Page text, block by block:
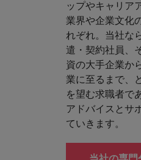
ップやキャリア
業界や企業文化
れぞれ。当社な
遣・契約社員、
資の大手企業か
業に至るまで、
を望む求職者で
アドバイスとサ
ていきます。